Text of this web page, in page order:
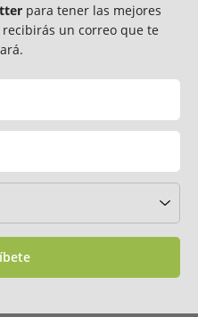
para tener las mejores
recibirás un correo que te